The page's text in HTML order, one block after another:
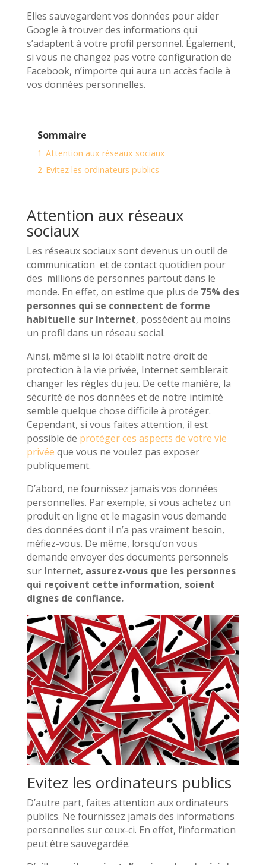
Elles sauvegardent vos données pour aider
Google à trouver des informations qui
s’adaptent à votre profil personnel. Également,
si vous ne changez pas votre configuration de
Facebook, n’importe qui aura un accès facile à
vos données personnelles.
Sommaire
1 Attention aux réseaux sociaux
2 Evitez les ordinateurs publics
Attention aux réseaux
sociaux
Les réseaux sociaux sont devenus un outil de
communication et de contact quotidien pour
des millions de personnes partout dans le
monde. En effet, on estime que plus de 75% des
personnes qui se connectent de forme
habituelle sur Internet, possèdent au moins
un profil dans un réseau social.
Ainsi, même si la loi établit notre droit de
protection à la vie privée, Internet semblerait
changer les règles du jeu. De cette manière, la
sécurité de nos données et de notre intimité
semble quelque chose difficile à protéger.
Cependant, si vous faites attention, il est
possible de protéger ces aspects de votre vie
privée que vous ne voulez pas exposer
publiquement.
D’abord, ne fournissez jamais vos données
personnelles. Par exemple, si vous achetez un
produit en ligne et le magasin vous demande
des données dont il n’a pas vraiment besoin,
méfiez-vous. De même, lorsqu’on vous
demande envoyer des documents personnels
sur Internet, assurez-vous que les personnes
qui reçoivent cette information, soient
dignes de confiance.
Evitez les ordinateurs publics
D’autre part, faites attention aux ordinateurs
publics. Ne fournissez jamais des informations
personnelles sur ceux-ci. En effet, l’information
peut être sauvegardée.